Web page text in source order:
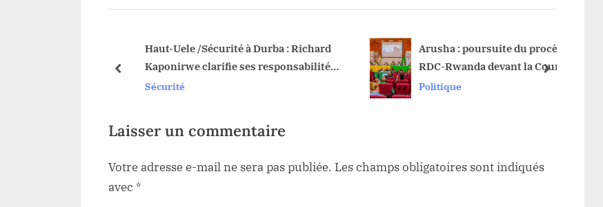
u
o
:
s
Haut-Uele /Sécurité à Durba : Richard
Kaponirwe clarifie ses responsabilités
et saisit l’autorité compétente
Sécurité
Arusha : poursuite du procès
RDC-Rwanda devant la Cour
africaine
Politique
prev next
Laisser un commentaire
Votre adresse e-mail ne sera pas publiée. Les champs obligatoires sont indiqués
avec *